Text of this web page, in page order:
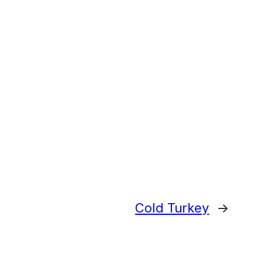
Cold Turkey →